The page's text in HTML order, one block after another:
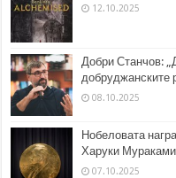
12.10.2025
Добри Станчов:
добруджанските
08.10.2025
Нобеловата
Харуки Мураками
07.10.2025